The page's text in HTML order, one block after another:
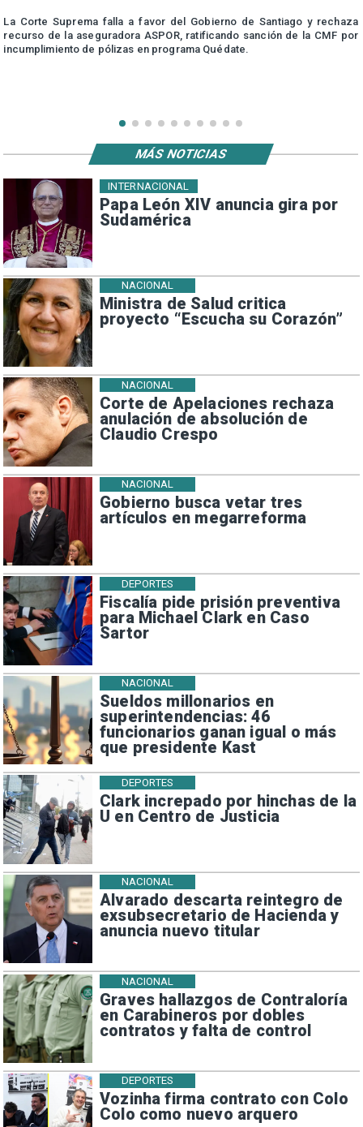
La Corte Suprema falla a favor del Gobierno de Santiago y rechaza
recurso de la aseguradora ASPOR, ratificando sanción de la CMF por
incumplimiento de pólizas en programa Quédate.
Papa León XIV anuncia gira por
Sudamérica
INTERNACIONAL
Ministra de Salud critica
proyecto “Escucha su Corazón”
NACIONAL
Corte de Apelaciones rechaza
anulación de absolución de
Claudio Crespo
NACIONAL
Gobierno busca vetar tres
artículos en megarreforma
NACIONAL
Fiscalía pide prisión preventiva
para Michael Clark en Caso
Sartor
DEPORTES
Sueldos millonarios en
superintendencias: 46
funcionarios ganan igual o más
que presidente Kast
NACIONAL
Clark increpado por hinchas de la
U en Centro de Justicia
DEPORTES
Alvarado descarta reintegro de
exsubsecretario de Hacienda y
anuncia nuevo titular
NACIONAL
Graves hallazgos de Contraloría
en Carabineros por dobles
contratos y falta de control
NACIONAL
Vozinha firma contrato con Colo
Colo como nuevo arquero
DEPORTES
MÁS NOTICIAS